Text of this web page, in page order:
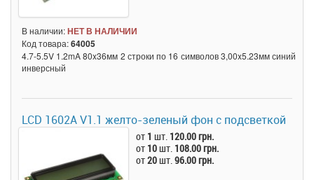
В наличии:НЕТ В НАЛИЧИИ
Код товара:64005
4.7-5.5V 1.2mA 80x36мм 2 строки по 16 символов 3,00x5.23мм синий
инверсный
LCD 1602A V1.1 желто-зеленый фон с подсветкой
от 1 шт. 120.00 грн.
от 10шт. 108.00 грн.
от20шт.96.00 грн.